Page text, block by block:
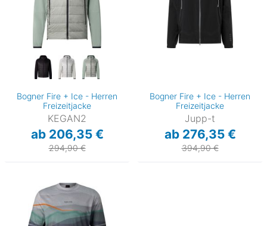
Bogner Fire + Ice - Herren
Freizeitjacke
KEGAN2
ab 206,35 €
294,90 €
Bogner Fire + Ice - Herren
Freizeitjacke
Jupp-t
ab 276,35 €
394,90 €